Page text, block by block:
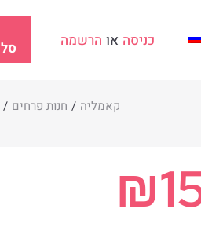
כניסה או הרשמה
קאמליה / חנות פרחים /
₪